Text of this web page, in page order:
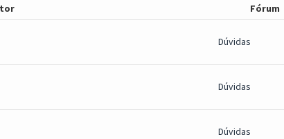
Fórum
Dúvidas
Dúvidas
Dúvidas